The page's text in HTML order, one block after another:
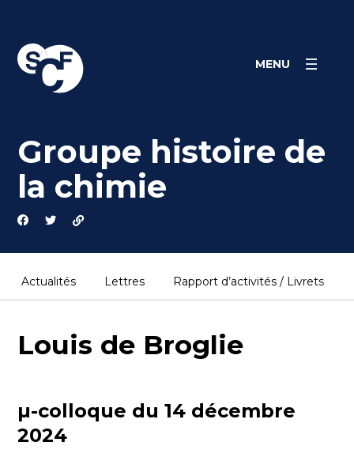
content
MENU
Groupe histoire de
la chimie
Actualités Lettres Rapport d’activités / Livrets
Louis de Broglie
µ-colloque du 14 décembre
2024